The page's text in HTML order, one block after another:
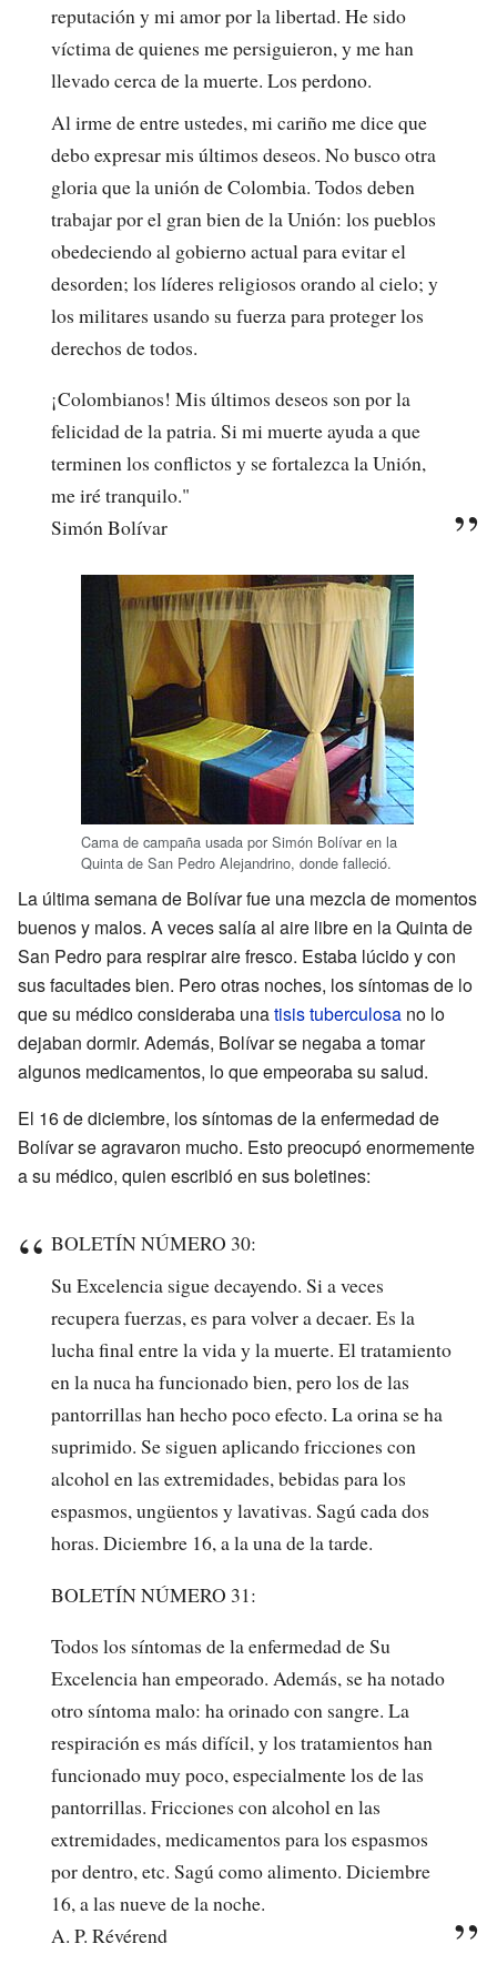
reputación y mi amor por la libertad. He sido
víctima de quienes me persiguieron, y me han
llevado cerca de la muerte. Los perdono.
Al irme de entre ustedes, mi cariño me dice que
debo expresar mis últimos deseos. No busco otra
gloria que la unión de Colombia. Todos deben
trabajar por el gran bien de la Unión: los pueblos
obedeciendo al gobierno actual para evitar el
desorden; los líderes religiosos orando al cielo; y
los militares usando su fuerza para proteger los
derechos de todos.
¡Colombianos! Mis últimos deseos son por la
felicidad de la patria. Si mi muerte ayuda a que
terminen los conflictos y se fortalezca la Unión,
me iré tranquilo."
Simón Bolívar
Cama de campaña usada por Simón Bolívar en la
Quinta de San Pedro Alejandrino, donde falleció.
La última semana de Bolívar fue una mezcla de momentos
buenos y malos. A veces salía al aire libre en la Quinta de
San Pedro para respirar aire fresco. Estaba lúcido y con
sus facultades bien. Pero otras noches, los síntomas de lo
que su médico consideraba unatisis tuberculosa no lo
dejaban dormir. Además, Bolívar se negaba a tomar
algunos medicamentos, lo que empeoraba su salud.
El 16 de diciembre, los síntomas de la enfermedad de
Bolívar se agravaron mucho. Esto preocupó enormemente
a su médico, quien escribió en sus boletines:
BOLETÍN NÚMERO 30:
Su Excelencia sigue decayendo. Si a veces
recupera fuerzas, es para volver a decaer. Es la
lucha final entre la vida y la muerte. El tratamiento
en la nuca ha funcionado bien, pero los de las
pantorrillas han hecho poco efecto. La orina se ha
suprimido. Se siguen aplicando fricciones con
alcohol en las extremidades, bebidas para los
espasmos, ungüentos y lavativas. Sagú cada dos
horas. Diciembre 16, a la una de la tarde.
BOLETÍN NÚMERO 31:
Todos los síntomas de la enfermedad de Su
Excelencia han empeorado. Además, se ha notado
otro síntoma malo: ha orinado con sangre. La
respiración es más difícil, y los tratamientos han
funcionado muy poco, especialmente los de las
pantorrillas. Fricciones con alcohol en las
extremidades, medicamentos para los espasmos
por dentro, etc. Sagú como alimento. Diciembre
16, a las nueve de la noche.
A. P. Révérend